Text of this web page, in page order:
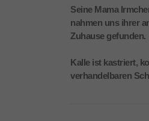
Seine Mama
nahmen uns ihrer
Zuhause gefunden.
Kalle ist kastriert,
verhandelbaren